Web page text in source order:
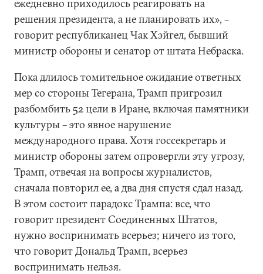
ежедневно приходилось реагировать на
решения президента, а не планировать их», –
говорит республиканец Чак Хэйгел, бывший
министр обороны и сенатор от штата Небраска.
Пока длилось томительное ожидание ответных
мер со стороны Тегерана, Трамп пригрозил
разбомбить 52 цели в Иране, включая памятники
культуры – это явное нарушение
международного права. Хотя госсекретарь и
министр обороны затем опровергли эту угрозу,
Трамп, отвечая на вопросы журналистов,
сначала повторил ее, а два дня спустя сдал назад.
В этом состоит парадокс Трампа: все, что
говорит президент Соединенных Штатов,
нужно воспринимать всерьез; ничего из того,
что говорит Дональд Трамп, всерьез
воспринимать нельзя.